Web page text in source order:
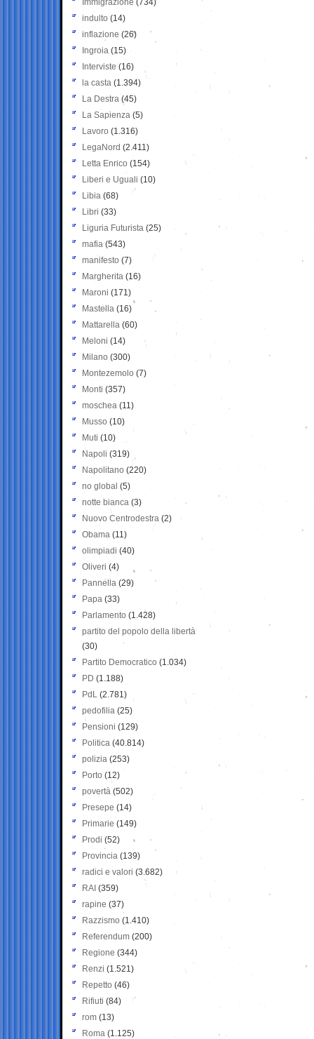
Immigrazione (734)
indulto (14)
inflazione (26)
Ingroia (15)
Interviste (16)
la casta (1.394)
La Destra (45)
La Sapienza (5)
Lavoro (1.316)
LegaNord (2.411)
Letta Enrico (154)
Liberi e Uguali (10)
Libia (68)
Libri (33)
Liguria Futurista (25)
mafia (543)
manifesto (7)
Margherita (16)
Maroni (171)
Mastella (16)
Mattarella (60)
Meloni (14)
Milano (300)
Montezemolo (7)
Monti (357)
moschea (11)
Musso (10)
Muti (10)
Napoli (319)
Napolitano (220)
no global (5)
notte bianca (3)
Nuovo Centrodestra (2)
Obama (11)
olimpiadi (40)
Oliveri (4)
Pannella (29)
Papa (33)
Parlamento (1.428)
partito del popolo della libertà
(30)
Partito Democratico (1.034)
PD (1.188)
PdL (2.781)
pedofilia (25)
Pensioni (129)
Politica (40.814)
polizia (253)
Porto (12)
povertà (502)
Presepe (14)
Primarie (149)
Prodi (52)
Provincia (139)
radici e valori (3.682)
RAI (359)
rapine (37)
Razzismo (1.410)
Referendum (200)
Regione (344)
Renzi (1.521)
Repetto (46)
Rifiuti (84)
rom (13)
Roma (1.125)